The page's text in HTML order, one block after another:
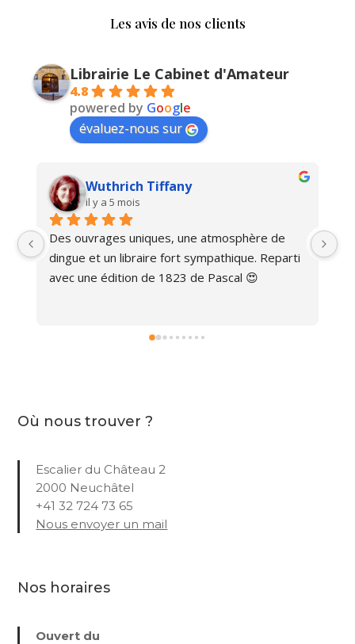
Les avis de nos clients
Librairie Le Cabinet d'Amateur
4.8
powered by Google
évaluez-nous sur
Wuthrich Tiffany
il y a 5 mois
Des ouvrages uniques, une atmosphère de
dingue et un libraire fort sympathique. Reparti
avec une édition de 1823 de Pascal 😍
Où nous trouver ?
Escalier du Château 2
2000 Neuchâtel
+41 32 724 73 65
Nous envoyer un mail
Nos horaires
Ouvert du